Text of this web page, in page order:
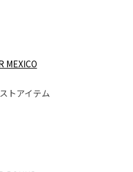
MEXICO
トアイテム